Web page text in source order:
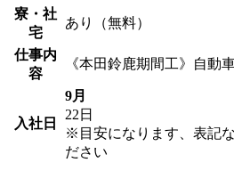
寮・社
宅
あり（無料）
仕事内
容
《本田鈴鹿期間工》自動
入社日
9月
22日
※目安になります、表記
ださい